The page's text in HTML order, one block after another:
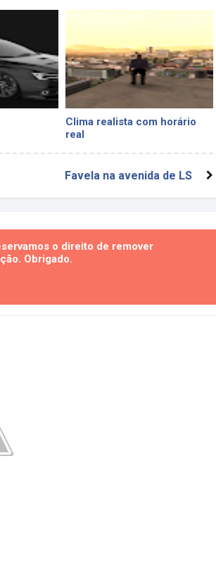
Clima realista com horário
real
Favela na avenida de LS
o direito de remover
Obrigado.